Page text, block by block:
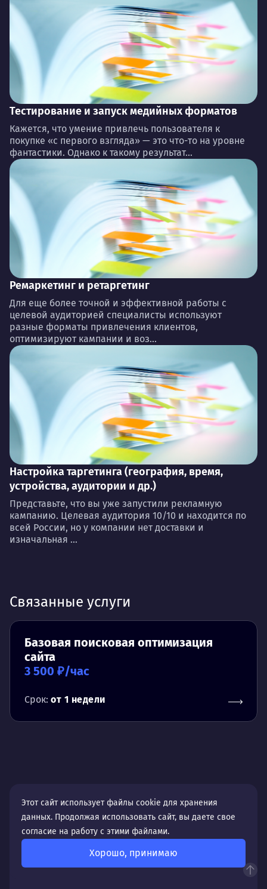
Тестирование и запуск медийных форматов
Кажется, что умение привлечь пользователя к
покупке «с первого взгляда» — это что-то на уровне
фантастики. Однако к такому результат...
Ремаркетинг и ретаргетинг
Для еще более точной и эффективной работы с
целевой аудиторией специалисты используют
разные форматы привлечения клиентов,
оптимизируют кампании и воз...
Настройка таргетинга (география, время,
устройства, аудитории и др.)
Представьте, что вы уже запустили рекламную
кампанию. Целевая аудитория 10/10 и находится по
всей России, но у компании нет доставки и
изначальная ...
Связанные услуги
Базовая поисковая оптимизация
сайта
3 500 ₽/час
Срок: от 1 недели
Оставьте заявку, и мы ответим
на все ваши вопросы
Мы рядом и готовы помочь
Этот сайт использует файлы cookie для хранения
данных. Продолжая использовать сайт, вы даете свое
согласие на работу с этими файлами.
Хорошо, принимаю